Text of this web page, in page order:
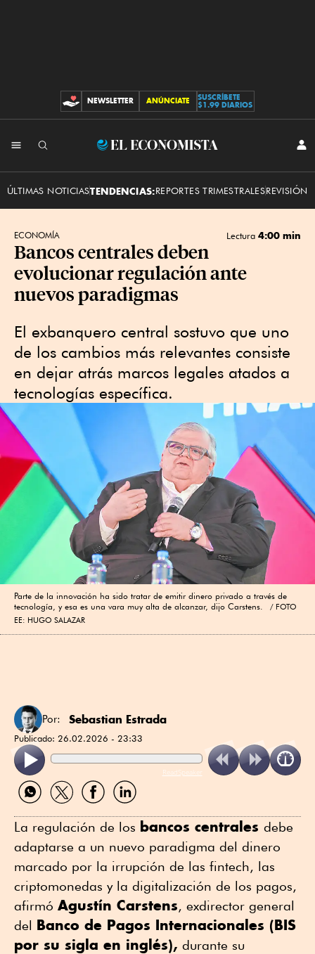
CONTRIBUCIONES
NEWSLETTER ANÚNCIATE
SUSCRÍBETE
$1.99 DIARIOS
El
ÚLTIMAS NOTICIASTENDENCIAS:REPORTES TRIMESTRALESREVISIÓN
ECONOMÍA Lectura 4:00 min
Bancos centrales deben
evolucionar regulación ante
nuevos paradigmas
El exbanquero central sostuvo que uno
de los cambios más relevantes consiste
en dejar atrás marcos legales atados a
tecnologías específica.
Parte de la innovación ha sido tratar de emitir dinero privado a través de
tecnología, y esa es una vara muy alta de alcanzar, dijo Carstens.
FOTO
EE: HUGO SALAZAR
Por: Sebastian Estrada
Publicado: 26.02.2026 - 23:33
ReadSpeaker
Compartir
por
Compartir
por
Compartir
por
Compartir
por
La regulación de los bancos centrales debe
adaptarse a un nuevo paradigma del dinero
marcado por la irrupción de las fintech, las
criptomonedas y la digitalización de los pagos,
afirmó Agustín Carstens, exdirector general
del Banco de Pagos Internacionales (BIS
por su sigla en inglés), durante su